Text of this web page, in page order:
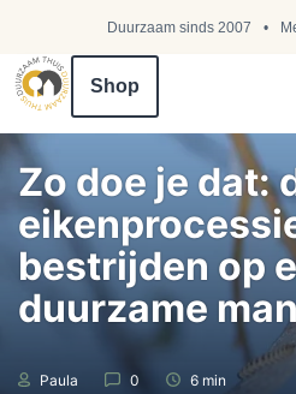
Duurzaam sinds 2007
Shop
Zo doe je dat:
bestrijden op
duurzame
Paula 0
6 min